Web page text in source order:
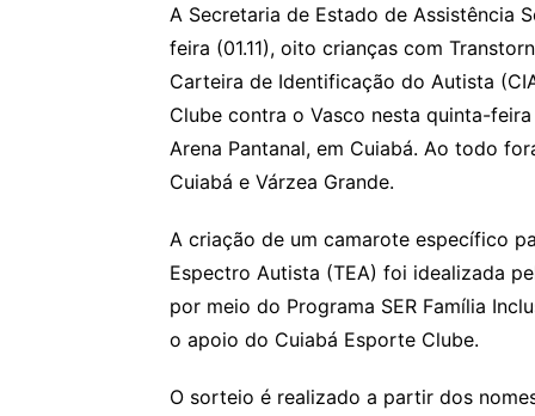
A Secretaria de Estado de Assistência
feira (01.11), oito crianças com
Carteira de Identificação do Autista
Clube contra o Vasco nesta quinta-
Arena Pantanal, em Cuiabá. Ao todo
Cuiabá e Várzea Grande.
A criação de um camarote específico
Espectro Autista (TEA) foi idealizada
por meio do Programa SER Família
o apoio do Cuiabá Esporte Clube.
O sorteio é realizado a partir dos